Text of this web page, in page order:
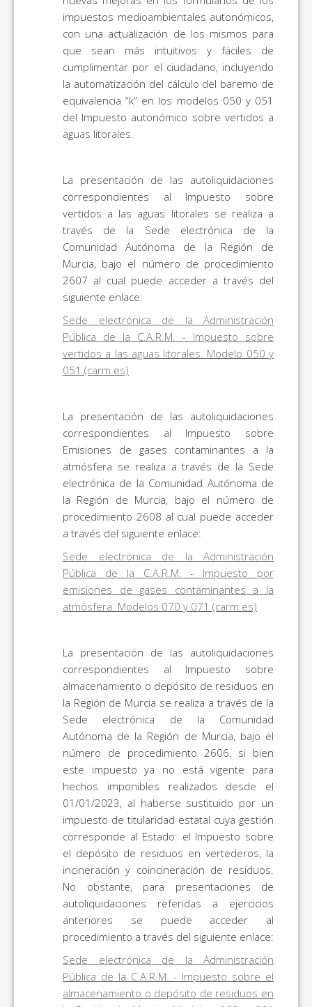
impuestos medioambientales autonómicos,
con una actualización de los mismos para
que sean más intuitivos y fáciles de
cumplimentar por el ciudadano, incluyendo
la automatización del cálculo del baremo de
equivalencia “k” en los modelos 050 y 051
del Impuesto autonómico sobre vertidos a
aguas litorales.
La presentación de las autoliquidaciones
correspondientes al Impuesto sobre
vertidos a las aguas litorales se realiza a
través de la Sede electrónica de la
Comunidad Autónoma de la Región de
Murcia, bajo el número de procedimiento
2607 al cual puede acceder a través del
siguiente enlace:
Sede electrónica de la Administración
Pública de la C.A.R.M. - Impuesto sobre
vertidos a las aguas litorales. Modelo 050 y
051 (carm.es)
La presentación de las autoliquidaciones
correspondientes al Impuesto sobre
Emisiones de gases contaminantes a la
atmósfera se realiza a través de la Sede
electrónica de la Comunidad Autónoma de
la Región de Murcia, bajo el número de
procedimiento 2608 al cual puede acceder
a través del siguiente enlace:
Sede electrónica de la Administración
Pública de la C.A.R.M. - Impuesto por
emisiones de gases contaminantes a la
atmósfera. Modelos 070 y 071 (carm.es)
La presentación de las autoliquidaciones
correspondientes al Impuesto sobre
almacenamiento o depósito de residuos en
la Región de Murcia se realiza a través de la
Sede electrónica de la Comunidad
Autónoma de la Región de Murcia, bajo el
número de procedimiento 2606, si bien
este impuesto ya no está vigente para
hechos imponibles realizados desde el
01/01/2023, al haberse sustituido por un
impuesto de titularidad estatal cuya gestión
corresponde al Estado: el Impuesto sobre
el depósito de residuos en vertederos, la
incineración y coincineración de residuos.
No obstante, para presentaciones de
autoliquidaciones referidas a ejercicios
anteriores se puede acceder al
procedimiento a través del siguiente enlace:
Sede electrónica de la Administración
Pública de la C.A.R.M. - Impuesto sobre el
almacenamiento o depósito de residuos en